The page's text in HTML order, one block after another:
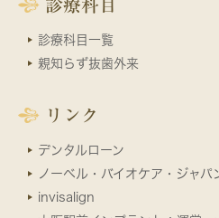
診療科目
診療科目一覧
親知らず抜歯外来
リンク
デンタルローン
ノーベル・バイオケア・ジャパ
invisalign